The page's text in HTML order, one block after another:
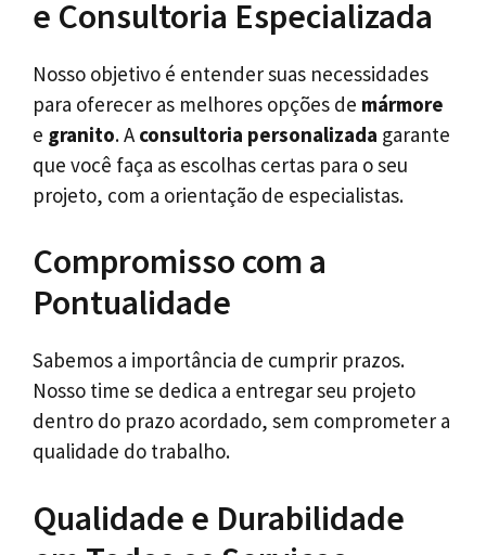
e Consultoria Especializada
Nosso objetivo é entender suas necessidades
para oferecer as melhores opções de mármore
e granito. Aconsultoria personalizada garante
que você faça as escolhas certas para o seu
projeto, com a orientação de especialistas.
Compromisso com a
Pontualidade
Sabemos a importância de cumprir prazos.
Nosso time se dedica a entregar seu projeto
dentro do prazo acordado, sem comprometer a
qualidade do trabalho.
Qualidade e Durabilidade